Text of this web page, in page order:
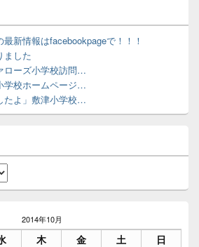
新情報はfacebookpageで！！！
ました
ローズ小学校訪問…
学校ホームページ…
たよ」敷津小学校…
2014年10月
木 金 土 日